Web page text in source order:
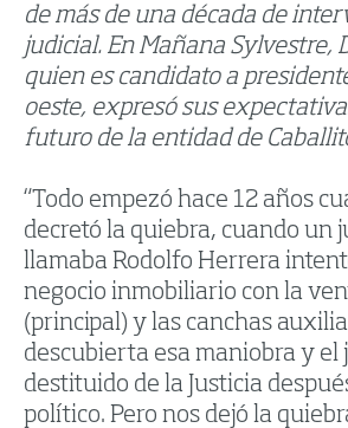
de más de una década de
judicial. En Mañana Sylvestre,
quien es candidato a
oeste, expresó sus
futuro de la entidad de
“Todo empezó hace 12 años
decretó la quiebra, cuando un
llamaba Rodolfo Herrera
negocio inmobiliario con la
(principal) y las canchas
descubierta esa maniobra y el
destituido de la Justicia
político. Pero nos dejó la